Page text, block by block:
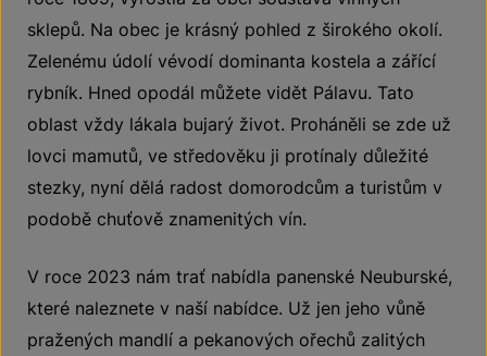
sklepů. Na obec je krásný pohled z širokého okolí.
Zelenému údolí vévodí dominanta kostela a zářící
rybník. Hned opodál můžete vidět Pálavu. Tato
oblast vždy lákala bujarý život. Proháněli se zde už
lovci mamutů, ve středověku ji protínaly důležité
stezky, nyní dělá radost domorodcům a turistům v
podobě chuťově znamenitých vín.
V roce 2023 nám trať nabídla panenské Neuburské,
které naleznete v naší nabídce. Už jen jeho vůně
pražených mandlí a pekanových ořechů zalitých